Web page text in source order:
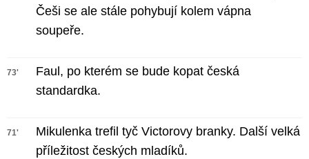
Češi se ale stále pohybují kolem vápna
soupeře.
73'
Faul, po kterém se bude kopat česká
standardka.
71'
Mikulenka trefil tyč Victorovy branky. Další velká
příležitost českých mladíků.